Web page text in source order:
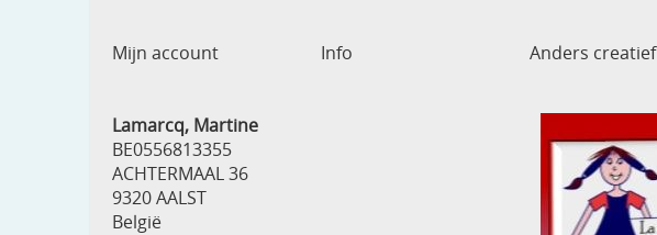
Mijn account
Info Anders creatief
Lamarcq, Martine
BE0556813355
ACHTERMAAL 36
9320 AALST
België